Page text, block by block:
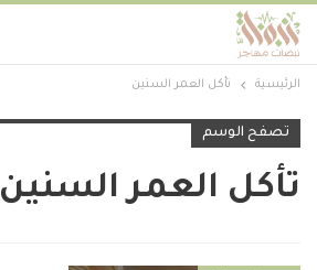
الرئيسية تأكل العمر السنين
تصفح الوسم
تأكل العمر السنين